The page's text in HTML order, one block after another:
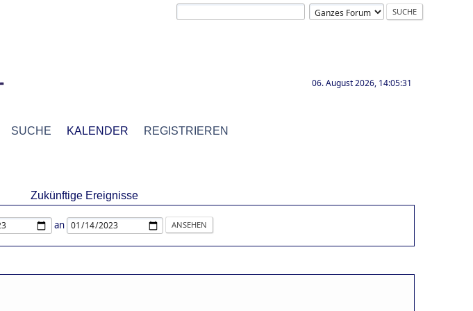
06. August 2026, 14:05:31
SUCHE KALENDER REGISTRIEREN
Zukünftige Ereignisse
an